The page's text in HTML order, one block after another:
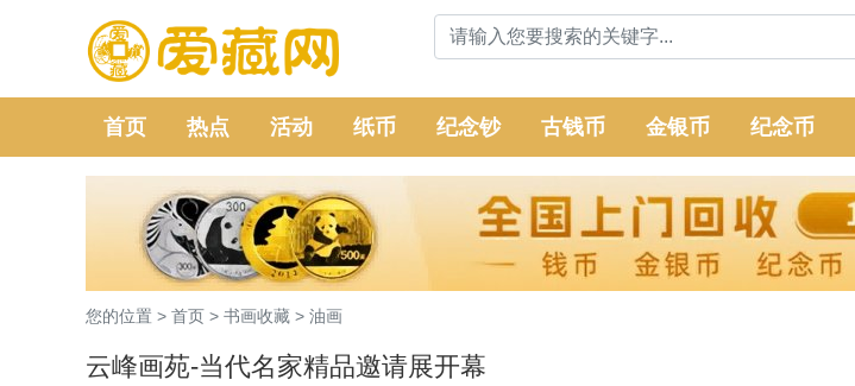
首页 热点 活动 纸币 纪念钞 古钱币 金银币 纪念币
您的位置 > 首页 > 书画收藏 > 油画
云峰画苑-当代名家精品邀请展开幕